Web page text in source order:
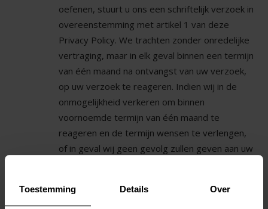
Toestemming Details Over
oefenen, stuurt u ons een schriftelijk verzoek in
overeenstemming met artikel 1 van deze
Privacy Policy. We trachten zonder onredelijke
vertraging, maar in elk geval binnen een termijn
van één maand na ontvangst van uw verzoek,
op uw verzoek te reageren. Indien wij in de
onmogelijkheid verkeren om binnen
voornoemde termijn van één maand te
reageren en de termijn wensen te verlengen,
of in geval wij geen gevolg zullen geven aan uw
Recht op inzage
In het geval dat wij uw persoonsgegevens